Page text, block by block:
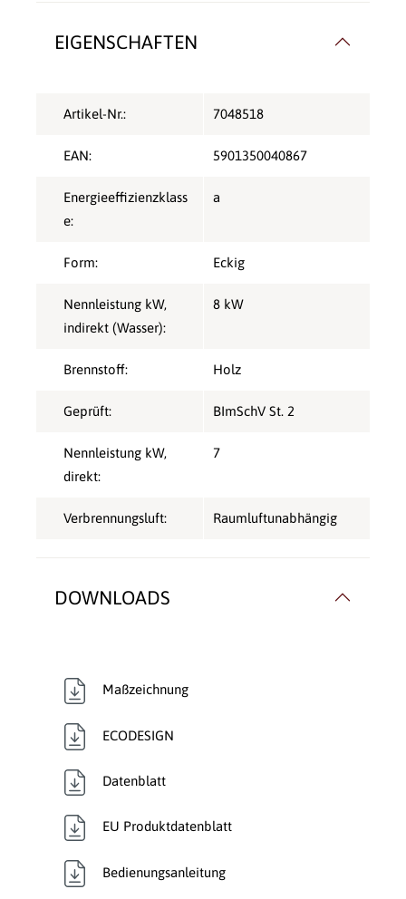
EIGENSCHAFTEN
Artikel-Nr.: 7048518
EAN: 5901350040867
Energieeffizienzklass
e:
a
Form: Eckig
Nennleistung kW,
indirekt (Wasser):
8 kW
Brennstoff: Holz
Geprüft: BImSchV St. 2
Nennleistung kW,
direkt:
7
Verbrennungsluft: Raumluftunabhängig
DOWNLOADS
Maßzeichnung
ECODESIGN
Datenblatt
EU Produktdatenblatt
Bedienungsanleitung